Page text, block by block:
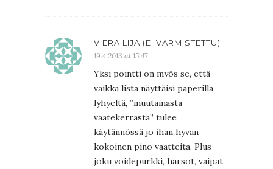
VIERAILIJA (EI VARMISTETTU)
19.4.2013 at 15:47
Yksi pointti on myös se, että
vaikka lista näyttäisi paperilla
lyhyeltä, ”muutamasta
vaatekerrasta” tulee
käytännössä jo ihan hyvän
kokoinen pino vaatteita. Plus
joku voidepurkki, harsot, vaipat,